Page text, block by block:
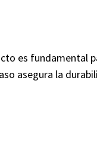
es fundamental
asegura la